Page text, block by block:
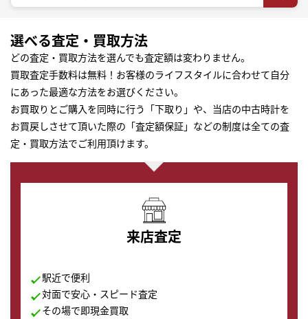
選べる査定・買取方法
どの査定・買取方法を選んでも査定額は変わりません。
買取査定手数料は無料！お客様のライフスタイルに合わせて自分
にあった最適な方法をお選びください。
お買取りとご購入を同時に行う「下取り」や、当店の中古時計を
お買戻しさせて頂いた際の「査定額保証」などの制度は全ての査
定・買取方法でご利用頂けます。
来店査定
駅近で便利
対面で安心・スピード査定
その場で即現金買取